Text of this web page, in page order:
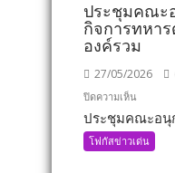
ประชุมคณะ
กิจการทหา
องค์รวม
27/05/2026
ปิดความเห็น
ประชุม
คณะ
อนุ
ประชุมคณะอนุ
โฟกัสข่าวเด่น